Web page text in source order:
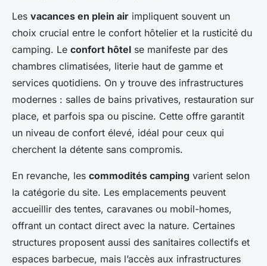
Les vacances en plein air impliquent souvent un
choix crucial entre le confort hôtelier et la rusticité du
camping. Le confort hôtel se manifeste par des
chambres climatisées, literie haut de gamme et
services quotidiens. On y trouve des infrastructures
modernes : salles de bains privatives, restauration sur
place, et parfois spa ou piscine. Cette offre garantit
un niveau de confort élevé, idéal pour ceux qui
cherchent la détente sans compromis.
En revanche, les commodités camping varient selon
la catégorie du site. Les emplacements peuvent
accueillir des tentes, caravanes ou mobil-homes,
offrant un contact direct avec la nature. Certaines
structures proposent aussi des sanitaires collectifs et
espaces barbecue, mais l’accès aux infrastructures